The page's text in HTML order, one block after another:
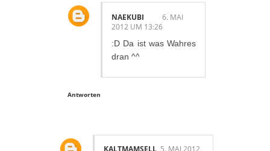
NAEKUBI
6. MAI
2012 UM 13:26
:D Da ist was Wahres
dran ^^
Antworten